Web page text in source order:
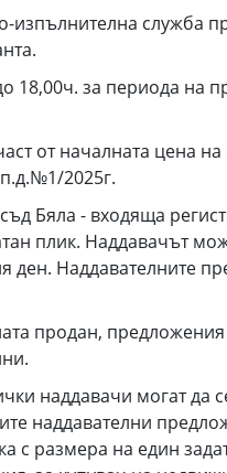
служба
18,00ч. за периода на
от началната цена
2025г.
Бяла - входяща
плик. Наддавачът
Наддавателните
продан, предложения
наддавачи могат да
наддавателни
с размера на един